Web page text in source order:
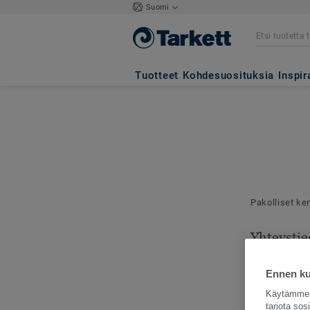
Suomi
Tuotteet Kohdesuosituksia
Pakolliset
Ennen
tarjota